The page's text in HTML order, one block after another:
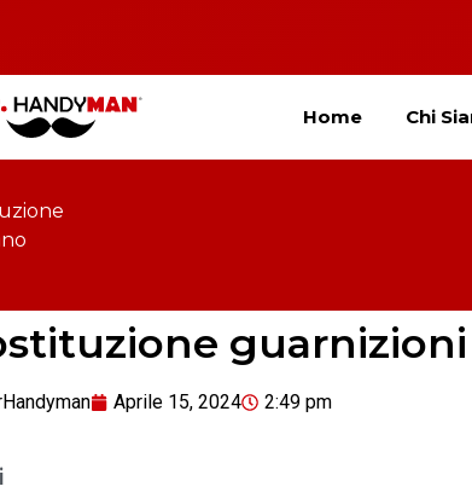
Home Chi
Aprile 15, 2024 2:49 pm